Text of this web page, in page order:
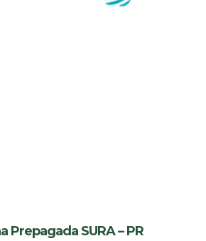
Prepagada SURA – PR